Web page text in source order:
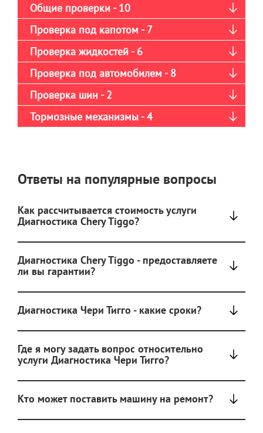
Общие проверки - 10
Проверка под капотом - 7
Проверка жидкостей - 6
Проверка под автомобилем - 8
Проверка шин - 2
Тормозные механизмы - 4
Ответы на популярные вопросы
Как рассчитывается стоимость услуги
Диагностика Chery Tiggo?
Диагностика Chery Tiggo - предоставляете
ли вы гарантии?
Диагностика Чери Тигго - какие сроки?
Где я могу задать вопрос относительно
услуги Диагностика Чери Тигго?
Кто может поставить машину на ремонт?